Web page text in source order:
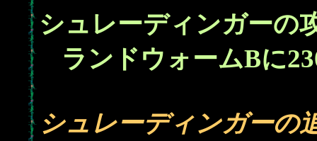
シュレーディンガーの
ランドウォームBに
シュレーディンガーの